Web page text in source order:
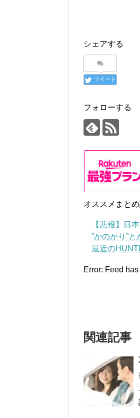
シェアする
ツイート
フォローする
オススメまと
【悲報】日
”かのかり”
最近の
Error: Feed
関連記事